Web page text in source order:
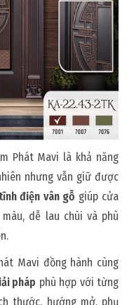
Phát Mavi là khả năng
nhưng vẫn giữ được
điện vân gỗ giúp cửa
dễ lau chùi và phù
Mavi đồng hành cùng
pháp phù hợp với từng
thước, hướng mở, phụ